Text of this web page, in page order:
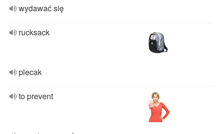
wydawać się
rucksack
plecak
to prevent